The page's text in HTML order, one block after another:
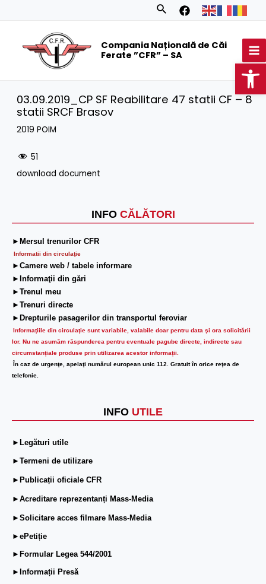
Search
Compania Națională de Căi
Ferate ”CFR” – SA
INFO CĂLĂTORI
►Mersul trenurilor CFR
Informatii din circulaţie
►Camere web / tabele informare
►Informaţii din gări
►Trenul meu
►Trenuri directe
►Drepturile pasagerilor din transportul feroviar
Informaţiile din circulaţie sunt variabile, valabile doar pentru data şi ora solicitării
lor. Nu ne asumăm răspunderea pentru eventuale pagube directe, indirecte sau
circumstanțiale produse prin utilizarea acestor informații.
În caz de urgenţe, apelaţi numărul european unic 112. Gratuit în orice reţea de
telefonie.
INFO UTILE
►Legături utile
►Termeni de utilizare
►Publicații oficiale CFR
►Acreditare reprezentanți Mass-Media
►Solicitare acces filmare Mass-Media
►ePetiție
►Formular Legea 544/2001
►Informații Presă
03.09.2019_CP SF Reabilitare 47 statii CF – 8
statii SRCF Brasov
2019 POIM
51
download document